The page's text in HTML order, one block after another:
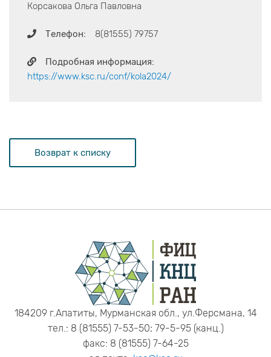
Корсакова Ольга Павловна
Телефон: 8(81555) 79757
Подробная информация:
https://www.ksc.ru/conf/kola2024/
Возврат к списку
184209 г.Апатиты, Мурманская обл., ул.Ферсмана, 14
тел.: 8 (81555) 7-53-50; 79-5-95 (канц.)
факс: 8 (81555) 7-64-25